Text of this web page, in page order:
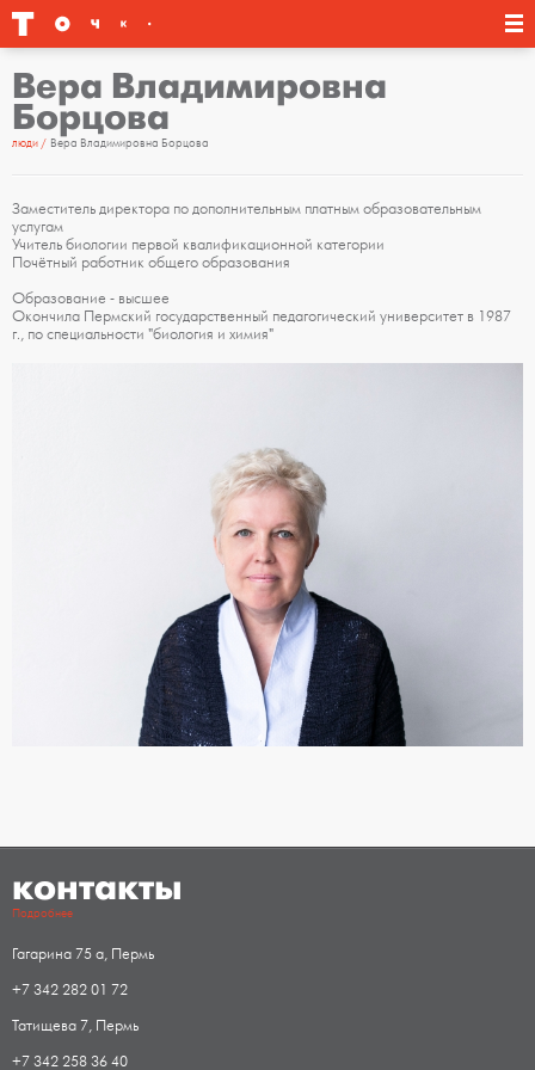
Вера Владимировна
Борцова
люди Вера Владимировна Борцова
Заместитель директора по дополнительным платным образовательным
услугам
Учитель биологии первой квалификационной категории
Почётный работник общего образования
Образование - высшее
Окончила Пермский государственный педагогический университет в 1987
г., по специальности "биология и химия"
контакты
Подробнее
Гагарина 75 а, Пермь
+7 342 282 01 72
Татищева 7, Пермь
+7 342 258 36 40